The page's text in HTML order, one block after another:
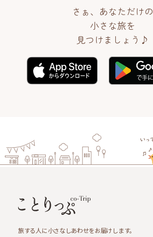
さぁ、あなただけの
小さな旅を
見つけましょう♪
旅する人に小さなしあわせをお届けします。